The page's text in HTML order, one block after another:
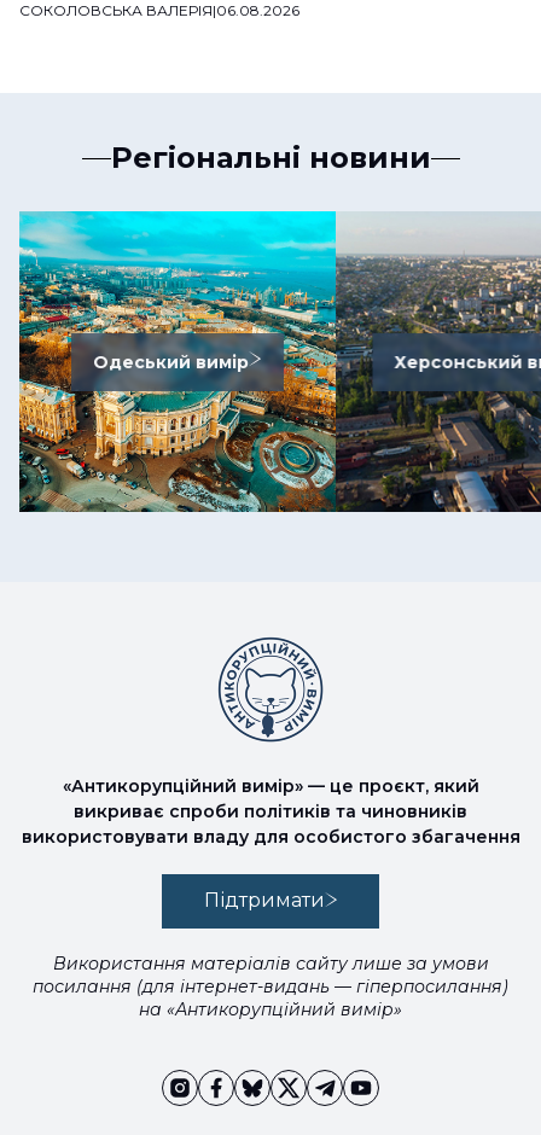
СОКОЛОВСЬКА ВАЛЕРІЯ|06.08.2026
Регіональні новини
Одеський вимір Херсонський
«Антикорупційний вимір» — це проєкт, який
викриває спроби політиків та чиновників
використовувати владу для особистого збагачення
Підтримати
Використання матеріалів сайту лише за умови
посилання (для інтернет-видань — гіперпосилання)
на «Антикорупційний вимір»